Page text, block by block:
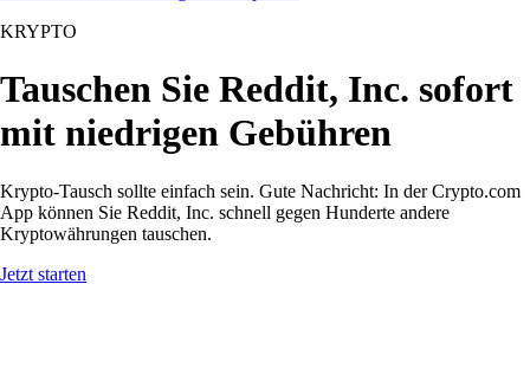
KRYPTO
Tauschen Sie Reddit, Inc. sofort
mit niedrigen Gebühren
Krypto-Tausch sollte einfach sein. Gute Nachricht: In der Crypto.com
App können Sie Reddit, Inc. schnell gegen Hunderte andere
Kryptowährungen tauschen.
Jetzt starten